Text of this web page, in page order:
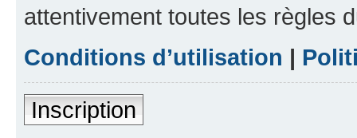
attentivement toutes les règles
Conditions d’utilisation |
Inscription